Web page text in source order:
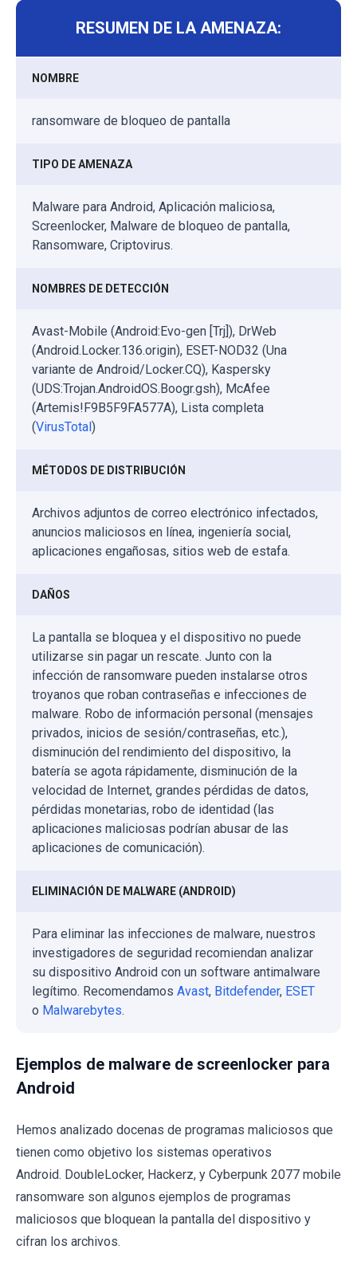
RESUMEN DE LA AMENAZA:
NOMBRE
ransomware de bloqueo de pantalla
TIPO DE AMENAZA
Malware para Android, Aplicación maliciosa,
Screenlocker, Malware de bloqueo de pantalla,
Ransomware, Criptovirus.
NOMBRES DE DETECCIÓN
Avast-Mobile (Android:Evo-gen [Trj]), DrWeb
(Android.Locker.136.origin), ESET-NOD32 (Una
variante de Android/Locker.CQ), Kaspersky
(UDS:Trojan.AndroidOS.Boogr.gsh), McAfee
(Artemis!F9B5F9FA577A), Lista completa
(VirusTotal )
MÉTODOS DE DISTRIBUCIÓN
Archivos adjuntos de correo electrónico infectados,
anuncios maliciosos en línea, ingeniería social,
aplicaciones engañosas, sitios web de estafa.
DAÑOS
La pantalla se bloquea y el dispositivo no puede
utilizarse sin pagar un rescate. Junto con la
infección de ransomware pueden instalarse otros
troyanos que roban contraseñas e infecciones de
malware. Robo de información personal (mensajes
privados, inicios de sesión/contraseñas, etc.),
disminución del rendimiento del dispositivo, la
batería se agota rápidamente, disminución de la
velocidad de Internet, grandes pérdidas de datos,
pérdidas monetarias, robo de identidad (las
aplicaciones maliciosas podrían abusar de las
aplicaciones de comunicación).
ELIMINACIÓN DE MALWARE (ANDROID)
Para eliminar las infecciones de malware, nuestros
investigadores de seguridad recomiendan analizar
su dispositivo Android con un software antimalware
legítimo. Recomendamos Avast, Bitdefender, ESET
o Malwarebytes.
Ejemplos de malware de screenlocker para
Android
Hemos analizado docenas de programas maliciosos que
tienen como objetivo los sistemas operativos
Android. DoubleLocker, Hackerz, y Cyberpunk 2077 mobile
ransomware son algunos ejemplos de programas
maliciosos que bloquean la pantalla del dispositivo y
cifran los archivos.